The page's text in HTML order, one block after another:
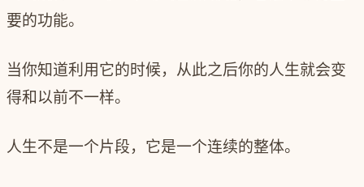
要的功能。
当你知道利用它的时候，从此之后你的人生就会变
得和以前不一样。
人生不是一个片段，它是一个连续的整体。